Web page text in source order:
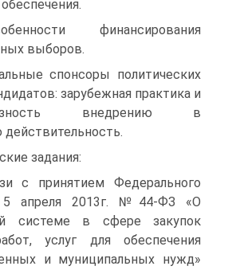
финансирования
выборов.
спонсоры политических
зарубежная практика и
внедрению в
задания:
с принятием Федерального
5 апреля 2013г. №44-ФЗ «О
системе в сфере закупок
услуг для обеспечения
и муниципальных нужд»